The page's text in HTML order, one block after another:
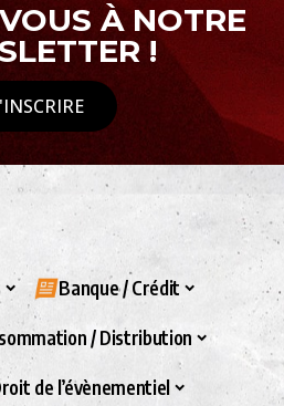
À NOTRE
!
Banque / Crédit
/ Distribution
de l’évènementiel